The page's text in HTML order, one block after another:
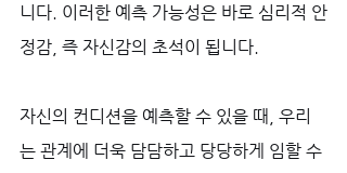
니다. 이러한 예측 가능성은 바로 심리적 안
정감, 즉 자신감의 초석이 됩니다.
자신의 컨디션을 예측할 수 있을 때, 우리
는 관계에 더욱 담담하고 당당하게 임할 수